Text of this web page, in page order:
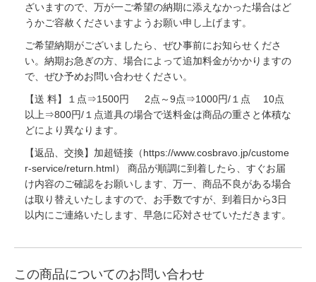
ざいますので、万が一ご希望の納期に添えなかった場合はど
うかご容赦くださいますようお願い申し上げます。
ご希望納期がございましたら、ぜひ事前にお知らせくださ
い。納期お急ぎの方、場合によって追加料金がかかりますの
で、ぜひ予めお問い合わせください。
【送 料】１点⇒1500円 2点～9点⇒1000円/１点 10点
以上⇒800円/１点道具の場合で送料金は商品の重さと体積な
どにより異なります。
【返品、交換】加超链接（https://www.cosbravo.jp/custome
r-service/return.html） 商品が順調に到着したら、すぐお届
け内容のご確認をお願いします、万一、商品不良がある場合
は取り替えいたしますので、お手数ですが、到着日から3日
以内にご連絡いたします、早急に応対させていただきます。
この商品についてのお問い合わせ